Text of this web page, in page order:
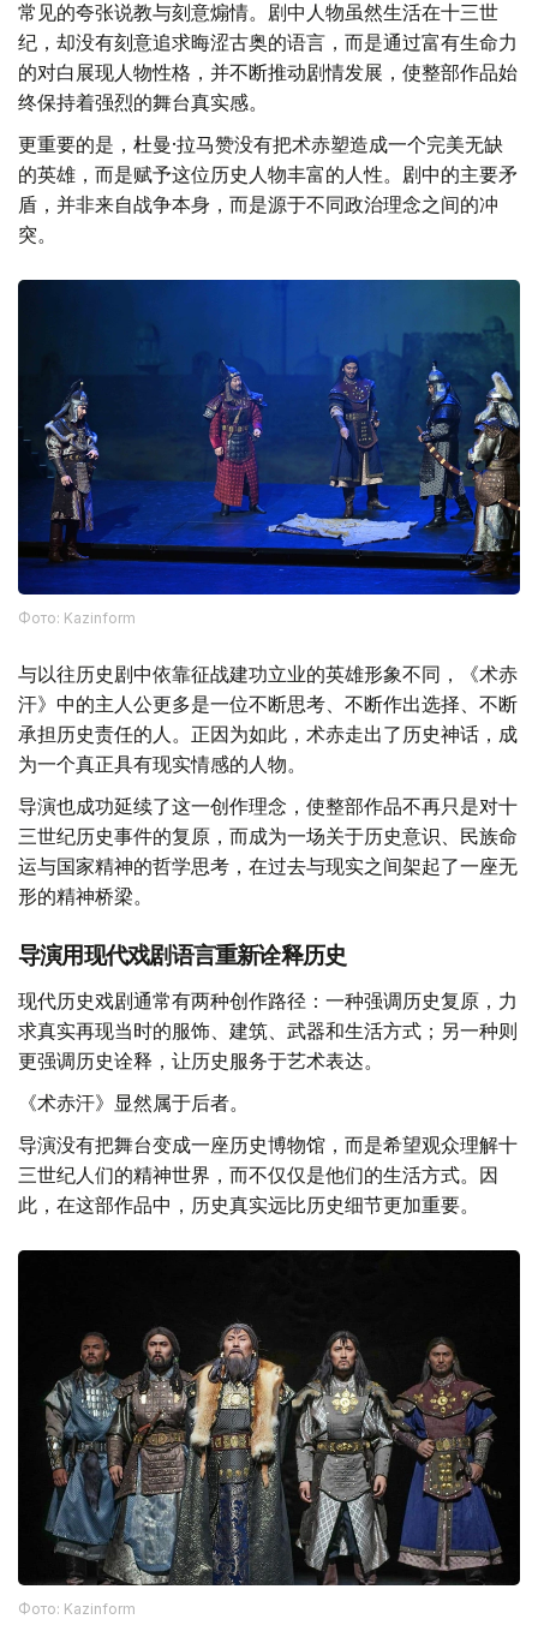
剧作最大的特点之一，是对白自然真实，没有历史题材作品
常见的夸张说教与刻意煽情。剧中人物虽然生活在十三世
纪，却没有刻意追求晦涩古奥的语言，而是通过富有生命力
的对白展现人物性格，并不断推动剧情发展，使整部作品始
终保持着强烈的舞台真实感。
更重要的是，杜曼·拉马赞没有把术赤塑造成一个完美无缺
的英雄，而是赋予这位历史人物丰富的人性。剧中的主要矛
盾，并非来自战争本身，而是源于不同政治理念之间的冲
与以往历史剧中依靠征战建功立业的英雄形象不同，《术赤
汗》中的主人公更多是一位不断思考、不断作出选择、不断
承担历史责任的人。正因为如此，术赤走出了历史神话，成
为一个真正具有现实情感的人物。
导演也成功延续了这一创作理念，使整部作品不再只是对十
三世纪历史事件的复原，而成为一场关于历史意识、民族命
运与国家精神的哲学思考，在过去与现实之间架起了一座无
导演用现代戏剧语言重新诠释历史
现代历史戏剧通常有两种创作路径：一种强调历史复原，力
求真实再现当时的服饰、建筑、武器和生活方式；另一种则
更强调历史诠释，让历史服务于艺术表达。
《术赤汗》显然属于后者。
导演没有把舞台变成一座历史博物馆，而是希望观众理解十
三世纪人们的精神世界，而不仅仅是他们的生活方式。因